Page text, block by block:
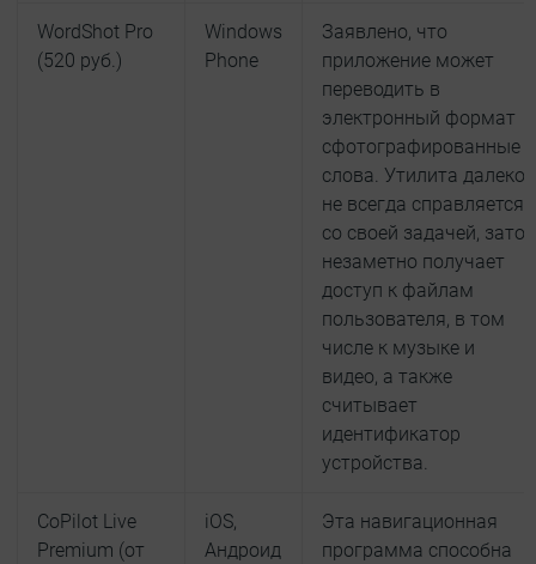
WordShot Pro
(520 руб.)
Windows
Phone
Заявлено, что
приложение может
переводить в
электронный формат
сфотографированные
слова. Утилита далеко
не всегда справляется
со своей задачей, зато
незаметно получает
доступ к файлам
пользователя, в том
числе к музыке и
видео, а также
считывает
идентификатор
устройства.
CoPilot Live
Premium (от
iOS,
Андроид
Эта навигационная
программа способна